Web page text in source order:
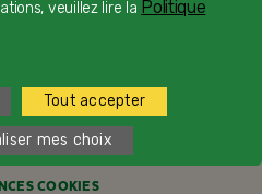
CONFIDENTIALITÉ
RÉTRACTATION
: NON CONFORME
COOKIES
veuillez lire la Politique
Tout accepter
mes choix